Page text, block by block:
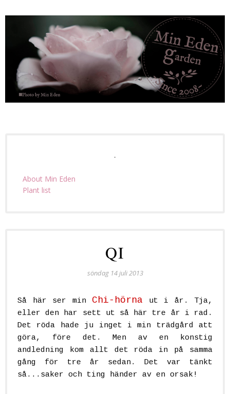
About Min Eden
Plant list
QI
söndag 14 juli 2013
Så här ser min Chi-hörna ut i år. Tja,
eller den har sett ut så här tre år i rad.
Det röda hade ju inget i min trädgård att
göra, före det. Men av en konstig
andledning kom allt det röda in på samma
gång för tre år sedan. Det var tänkt
så...saker och ting händer av en orsak!